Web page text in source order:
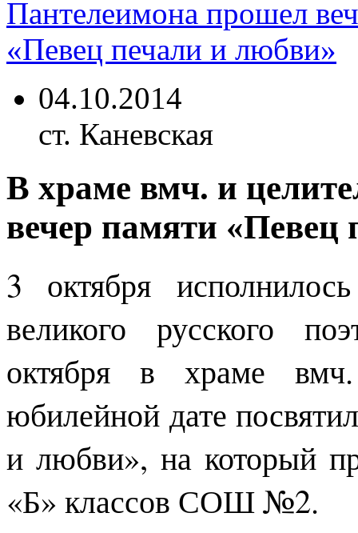
04.10.2014
ст. Каневская
В храме вмч. и
вечер памяти «Певец
3 октября
великого русского
октября в храме
юбилейной дате
и любви», на который
«Б» классов СОШ №2.